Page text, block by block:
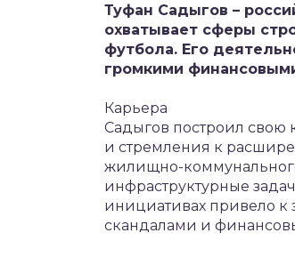
Туфан Садыгов –
охватывает сферы
футбола. Его
громкими
Карьера
Садыгов построил свою
и стремления к
жилищно-
инфраструктурные
инициативах привело к
скандалами и